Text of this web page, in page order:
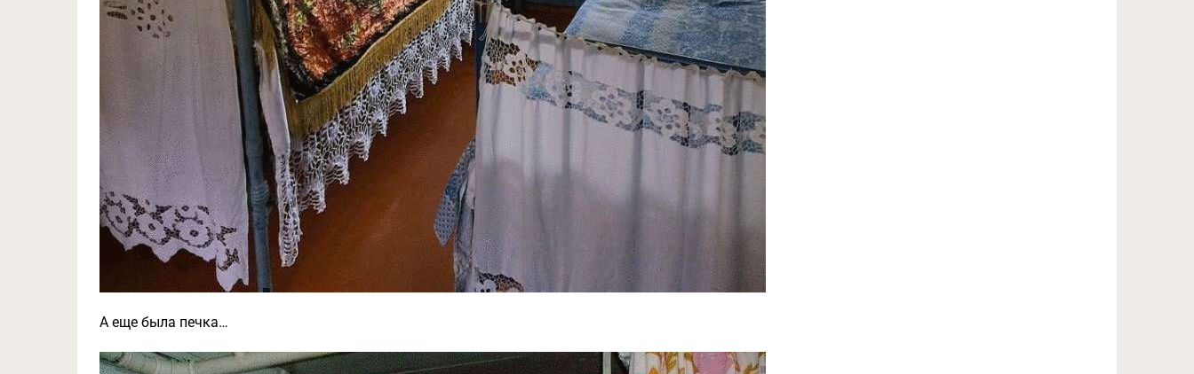
А еще была печка…